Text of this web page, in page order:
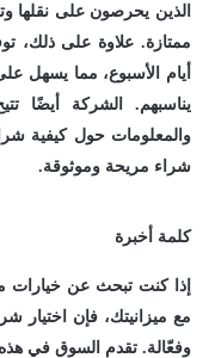
الذين يحرصون على نقلها
أيام الأسبوع، مما يسهل
يناسبهم. الشركة أيضًا
والمعلومات حول كيفية
شراء مريحة وموثوقة.
كلمة أخبرة
إذا كنت تبحث عن خيارات
مع ميزانيتك، فإن
وفعّالة. تقدم السوق في